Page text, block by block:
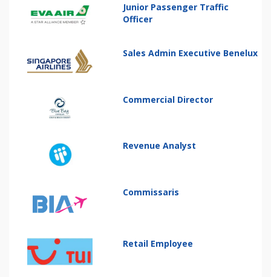
Junior Passenger Traffic
Officer
Sales Admin Executive Benelux
Commercial Director
Revenue Analyst
Commissaris
Retail Employee